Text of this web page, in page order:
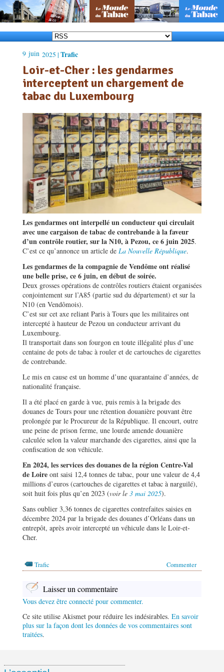
9 juin 2025 | Trafic
Loir-et-Cher : les gendarmes
interceptent un chargement de
tabac du Luxembourg
Les gendarmes ont interpellé un conducteur qui circulait
avec une cargaison de tabac de contrebande à la faveur
d’un contrôle routier, sur la N10, à Pezou, ce 6 juin 2025.
C’est ce qu’annonce un article de La Nouvelle République.
Les gendarmes de la compagnie de Vendôme ont réalisé
une belle prise, ce 6 juin, en début de soirée.
Deux grosses opérations de contrôles routiers étaient organisées
conjointement sur l’A85 (partie sud du département) et sur la
N10 (en Vendômois).
C’est sur cet axe reliant Paris à Tours que les militaires ont
intercepté à hauteur de Pezou un conducteur arrivant du
Luxembourg.
Il transportait dans son fourgon en toute illégalité plus d’une
centaine de pots de tabac à rouler et de cartouches de cigarettes
de contrebande.
Le mis en cause est un homme d’une quarantaine d’années, de
nationalité française.
Il a été placé en garde à vue, puis remis à la brigade des
douanes de Tours pour une rétention douanière pouvant être
prolongée par le Procureur de la République. Il encourt, outre
une peine de prison ferme, une lourde amende douanière
calculée selon la valeur marchande des cigarettes, ainsi que la
confiscation de son véhicule.
En 2024, les services des douanes de la région Centre-Val
de Loire ont saisi 12,4 tonnes de tabac, pour une valeur de 4,4
millions d’euros (cartouches de cigarettes et tabac à narguilé),
soit huit fois plus qu’en 2023 (voir le 3 mai 2025).
Sans oublier 3,36 tonnes de cigarettes contrefaites saisies en
décembre 2024 par la brigade des douanes d’Orléans dans un
entrepôt, après avoir intercepté un véhicule dans le Loir-et-
Cher.
Commenter
Trafic
Laisser un commentaire
Vous devez être connecté pour commenter.
Ce site utilise Akismet pour réduire les indésirables. En savoir
plus sur la façon dont les données de vos commentaires sont
traitées.